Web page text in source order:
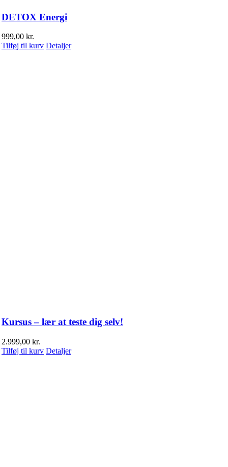
DETOX Energi
999,00 kr.
Tilføj til kurv Detaljer
Kursus – lær at teste dig selv!
2.999,00 kr.
Tilføj til kurv Detaljer